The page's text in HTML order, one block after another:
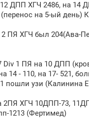
ДПП ХГЧ 2486, на 14
на 5-ый день)
2 ПЯ ХГЧ был 204(Ава-
Div 1 ПЯ на 10 ДПП
14 - 110, на 17- 521,
пошли узи (Калинина
2ПЯ ХГЧ 10ДПП-73,
1213 (Фертимед)